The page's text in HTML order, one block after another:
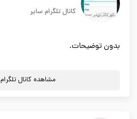
کانال تلگرام سایر
بدون توضیحات.
مشاهده کانال تلگرام